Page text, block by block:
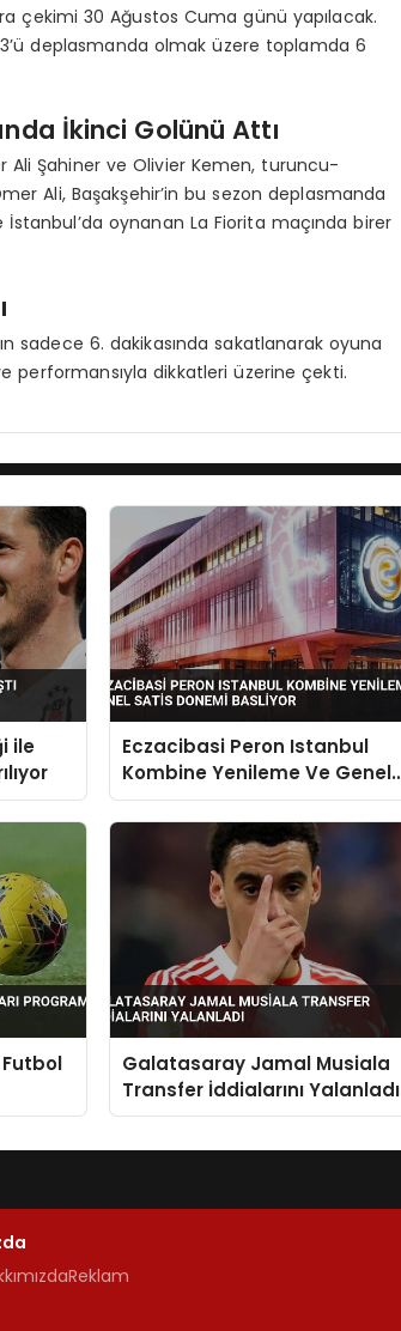
çekimi 30 Ağustos Cuma günü yapılacak.
deplasmanda olmak üzere toplamda 6
İkinci Golünü Attı
Ali Şahiner ve Olivier Kemen, turuncu-
Ali, Başakşehir’in bu sezon deplasmanda
oynanan La Fiorita maçında birer
sadece 6. dakikasında sakatlanarak oyuna
performansıyla dikkatleri üzerine çekti.
ile
Eczacibasi Peron Istanbul
Kombine Yenileme Ve Genel
Satis Donemi Basliyor
Futbol
Galatasaray Jamal Musiala
Transfer İddialarını Yalanladı
Reklam